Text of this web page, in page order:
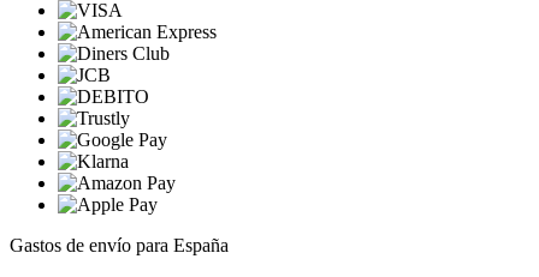
Gastos de envío para España